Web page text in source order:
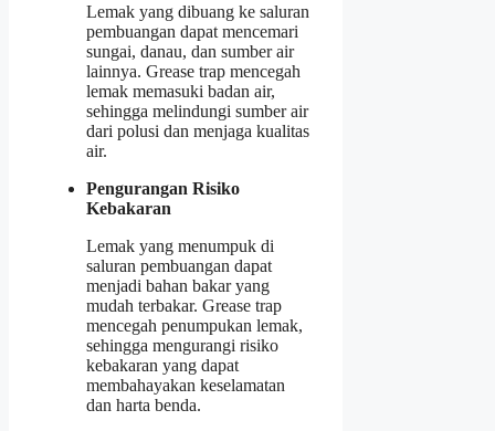
Lemak yang dibuang ke saluran
pembuangan dapat mencemari
sungai, danau, dan sumber air
lainnya. Grease trap mencegah
lemak memasuki badan air,
sehingga melindungi sumber air
dari polusi dan menjaga kualitas
air.
Pengurangan Risiko
Kebakaran
Lemak yang menumpuk di
saluran pembuangan dapat
menjadi bahan bakar yang
mudah terbakar. Grease trap
mencegah penumpukan lemak,
sehingga mengurangi risiko
kebakaran yang dapat
membahayakan keselamatan
dan harta benda.